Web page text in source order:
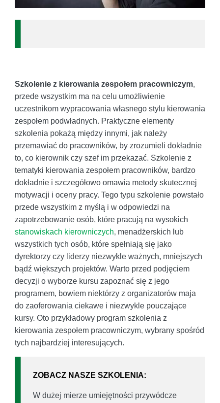
Szkolenie z kierowania zespołem pracowniczym,
przede wszystkim ma na celu umożliwienie
uczestnikom wypracowania własnego stylu kierowania
zespołem podwładnych. Praktyczne elementy
szkolenia pokażą między innymi, jak należy
przemawiać do pracowników, by zrozumieli dokładnie
to, co kierownik czy szef im przekazać. Szkolenie z
tematyki kierowania zespołem pracowników, bardzo
dokładnie i szczegółowo omawia metody skutecznej
motywacji i oceny pracy. Tego typu szkolenie powstało
przede wszystkim z myślą i w odpowiedzi na
zapotrzebowanie osób, które pracują na wysokich
stanowiskach kierowniczych, menadżerskich lub
wszystkich tych osób, które spełniają się jako
dyrektorzy czy liderzy niezwykle ważnych, mniejszych
bądź większych projektów. Warto przed podjęciem
decyzji o wyborze kursu zapoznać się z jego
programem, bowiem niektórzy z organizatorów maja
do zaoferowania ciekawe i niezwykle pouczające
kursy. Oto przykładowy program szkolenia z
kierowania zespołem pracowniczym, wybrany spośród
tych najbardziej interesujących.
ZOBACZ NASZE SZKOLENIA:
W dużej mierze umiejętności przywódcze